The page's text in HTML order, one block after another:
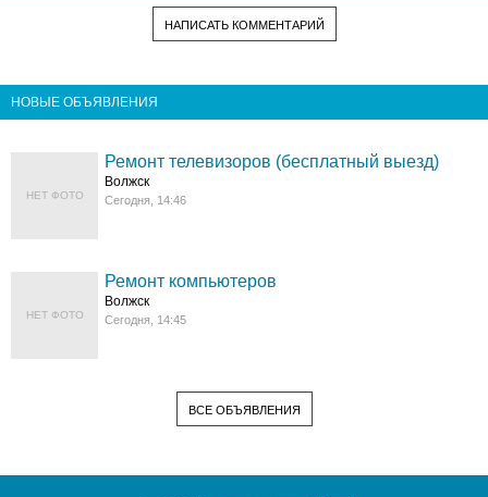
НАПИСАТЬ КОММЕНТАРИЙ
НОВЫЕ ОБЪЯВЛЕНИЯ
НЕТ ФОТО
Ремонт телевизоров (бесплатный выезд)
Волжск
Сегодня, 14:46
НЕТ ФОТО
Ремонт компьютеров
Волжск
Сегодня, 14:45
ВСЕ ОБЪЯВЛЕНИЯ